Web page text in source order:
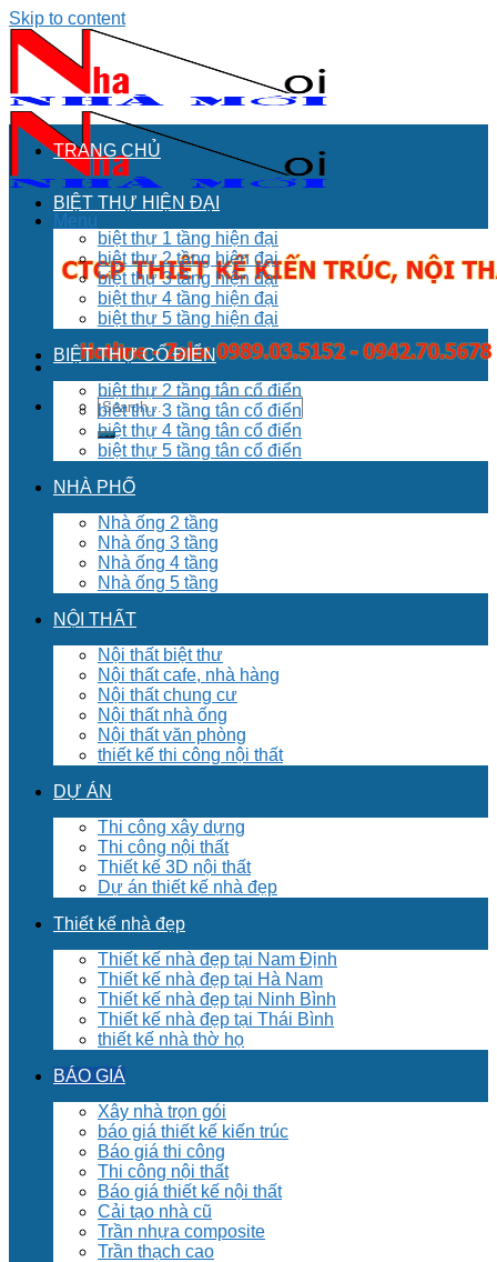
Skip to content
Menu
TRANG CHỦ
BIỆT THỰ HIỆN ĐẠI
biệt thự 1 tầng hiện đại
biệt thự 2 tầng hiện đại
biệt thự 3 tầng hiện đại
biệt thự 4 tầng hiện đại
biệt thự 5 tầng hiện đại
BIỆT THỰ CỔ ĐIỂN
biệt thự 2 tầng tân cổ điển
biệt thự 3 tầng tân cổ điển
biệt thự 4 tầng tân cổ điển
biệt thự 5 tầng tân cổ điển
NHÀ PHỐ
Nhà ống 2 tầng
Nhà ống 3 tầng
Nhà ống 4 tầng
Nhà ống 5 tầng
NỘI THẤT
Nội thất biệt thư
Nội thất cafe, nhà hàng
Nội thất chung cư
Nội thất nhà ống
Nội thất văn phòng
thiết kế thi công nội thất
DỰ ÁN
Thi công xây dựng
Thi công nội thất
Thiết kế 3D nội thất
Dự án thiết kế nhà đẹp
Thiết kế nhà đẹp
Thiết kế nhà đẹp tại Nam Định
Thiết kế nhà đẹp tại Hà Nam
Thiết kế nhà đẹp tại Ninh Bình
Thiết kế nhà đẹp tại Thái Bình
thiết kế nhà thờ họ
BÁO GIÁ
Xây nhà trọn gói
báo giá thiết kế kiến trúc
Báo giá thi công
Thi công nội thất
Báo giá thiết kế nội thất
Cải tạo nhà cũ
Trần nhựa composite
Trần thạch cao